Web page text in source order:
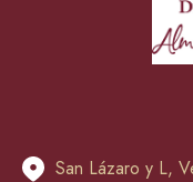
San Lázaro y L,